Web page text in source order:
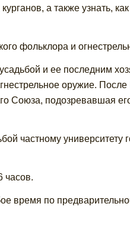
а также узнать,
фольклора и
и ее последним
оружие.
Союза, подозревавшая
частному университету
часов.
время по